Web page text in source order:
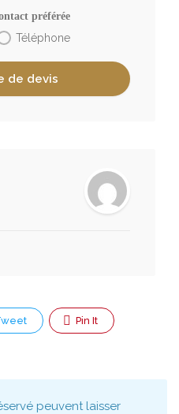
préférée
Téléphone
Pin It
peuvent laisser